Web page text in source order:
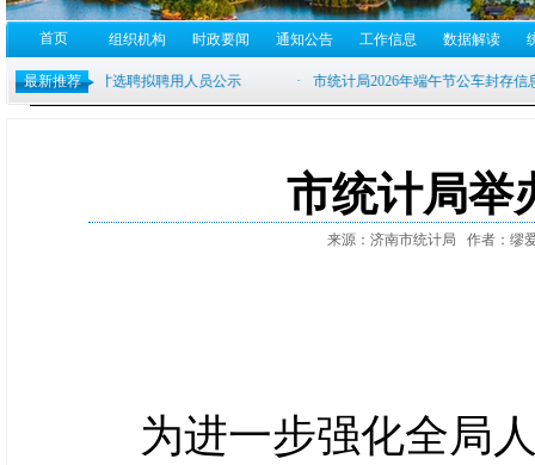
首页 组织机构 时政要闻 通知公告 工作信息 数据解读
最新推荐
市统计局举
来源：济南市统计局 作者：缪
为进一步强化全局